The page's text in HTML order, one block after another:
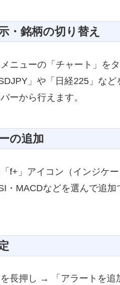
・銘柄の切り替え
ニューの「チャート」を
」や「日経225」な
ーから行えます。
の追加
f+」アイコン（インジケ
・MACDなどを選んで追
長押し → 「アラートを追